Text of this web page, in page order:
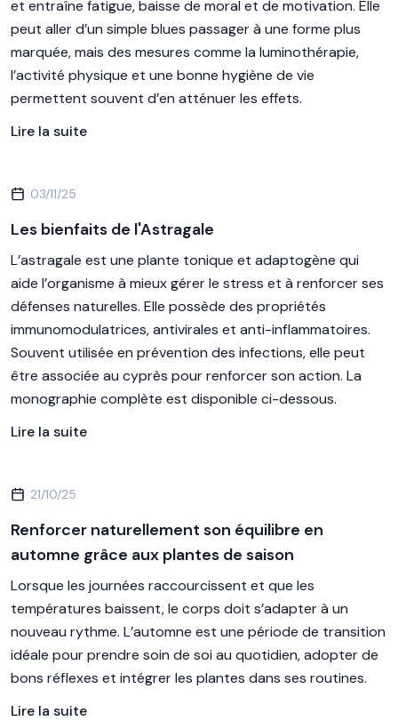
et entraîne fatigue, baisse de moral et de motivation. Elle
peut aller d’un simple blues passager à une forme plus
marquée, mais des mesures comme la luminothérapie,
l’activité physique et une bonne hygiène de vie
permettent souvent d’en atténuer les effets.
Lire la suite
03/11/25
Les bienfaits de l'Astragale
L’astragale est une plante tonique et adaptogène qui
aide l’organisme à mieux gérer le stress et à renforcer ses
défenses naturelles. Elle possède des propriétés
immunomodulatrices, antivirales et anti-inflammatoires.
Souvent utilisée en prévention des infections, elle peut
être associée au cyprès pour renforcer son action. La
monographie complète est disponible ci-dessous.
Lire la suite
21/10/25
Renforcer naturellement son équilibre en
automne grâce aux plantes de saison
Lorsque les journées raccourcissent et que les
températures baissent, le corps doit s’adapter à un
nouveau rythme. L’automne est une période de transition
idéale pour prendre soin de soi au quotidien, adopter de
bons réflexes et intégrer les plantes dans ses routines.
Lire la suite